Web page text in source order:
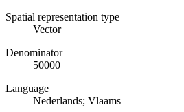
Spatial representation type
Vector
Denominator
50000
Language
Nederlands; Vlaams